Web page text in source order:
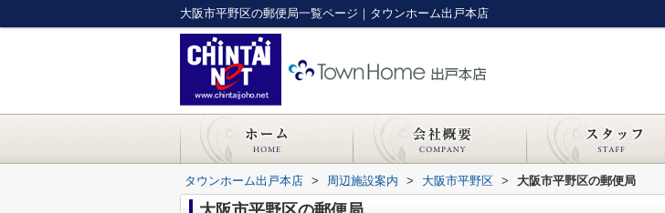
大阪市平野区の郵便局一覧ページ｜タウンホーム出戸本店
タウンホーム出戸本店 > 周辺施設案内 > 大阪市平野区 > 大阪市平野区の郵便局